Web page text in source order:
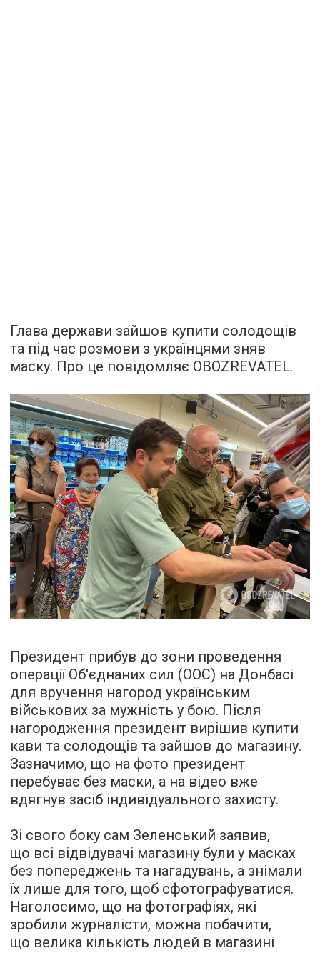
Глава держави зайшов купити солодощів
та під час розмови з українцями зняв
маску. Про це повідомляє OBOZREVATEL.
Президент прибув до зони проведення
операції Об'єднаних сил (ООС) на Донбасі
для вручення нагород українським
військових за мужність у бою. Після
нагородження президент вирішив купити
кави та солодощів та зайшов до магазину.
Зазначимо, що на фото президент
перебуває без маски, а на відео вже
вдягнув засіб індивідуального захисту.
Зі свого боку сам Зеленський заявив,
що всі відвідувачі магазину були у масках
без попереджень та нагадувань, а знімали
їх лише для того, щоб сфотографуватися.
Наголосимо, що на фотографіях, які
зробили журналісти, можна побачити,
що велика кількість людей в магазині